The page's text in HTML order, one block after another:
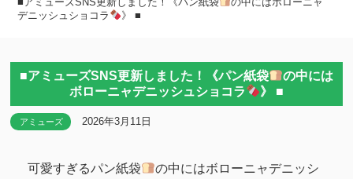
デニッシュショコラ
》 ■
■アミューズSNS更新しました！《パン紙袋
の中には
ボローニャデニッシュショコラ
》 ■
アミューズ 2026年3月11日
可愛すぎるパン紙袋
の中にはボローニャデニッシ